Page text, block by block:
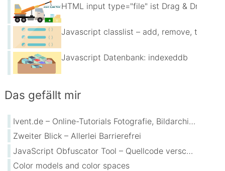
HTML input type="file" ist Drag & Drop
Javascript classlist – add, remove, toggle
Javascript Datenbank: indexeddb
Das gefällt mir
Ivent.de – Online-Tutorials Fotografie, Bildarchive, Bildbearbeitung
Zweiter Blick – Allerlei Barrierefrei
JavaScript Obfuscator Tool – Quellcode verschleiern
Color models and color spaces